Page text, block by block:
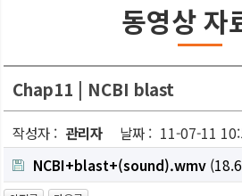
동영상 자
Chap11 | NCBI blast
작성자 : 관리자 날짜 : 11-07-11
NCBI+blast+(sound).wmv